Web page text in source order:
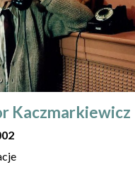
Kaczmarkiewicz